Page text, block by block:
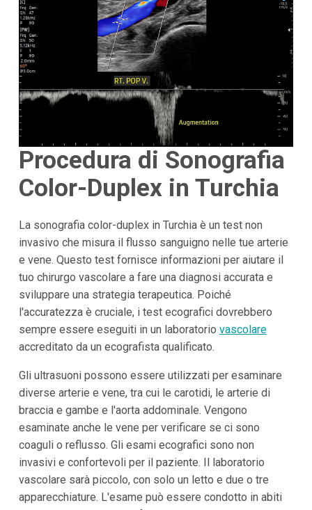
Procedura di Sonografia
Color-Duplex in Turchia
La sonografia color-duplex in Turchia è un test non
invasivo che misura il flusso sanguigno nelle tue arterie
e vene. Questo test fornisce informazioni per aiutare il
tuo chirurgo vascolare a fare una diagnosi accurata e
sviluppare una strategia terapeutica. Poiché
l'accuratezza è cruciale, i test ecografici dovrebbero
sempre essere eseguiti in un laboratorio vascolare
accreditato da un ecografista qualificato.
Gli ultrasuoni possono essere utilizzati per esaminare
diverse arterie e vene, tra cui le carotidi, le arterie di
braccia e gambe e l'aorta addominale. Vengono
esaminate anche le vene per verificare se ci sono
coaguli o reflusso. Gli esami ecografici sono non
invasivi e confortevoli per il paziente. Il laboratorio
vascolare sarà piccolo, con solo un letto e due o tre
apparecchiature. L'esame può essere condotto in abiti